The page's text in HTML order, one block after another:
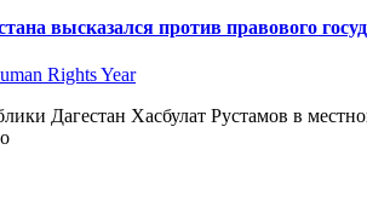
высказался против правового
Rights Year
Дагестан Хасбулат Рустамов в